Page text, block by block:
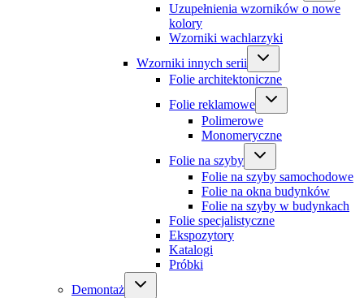
Uzupełnienia wzorników o nowe
kolory
Wzorniki wachlarzyki
Wzorniki innych serii
Folie architektoniczne
Folie reklamowe
Polimerowe
Monomeryczne
Folie na szyby
Folie na szyby samochodowe
Folie na okna budynków
Folie na szyby w budynkach
Folie specjalistyczne
Ekspozytory
Katalogi
Próbki
Demontaż